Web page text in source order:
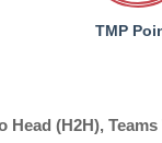
TMP
Head (H2H),